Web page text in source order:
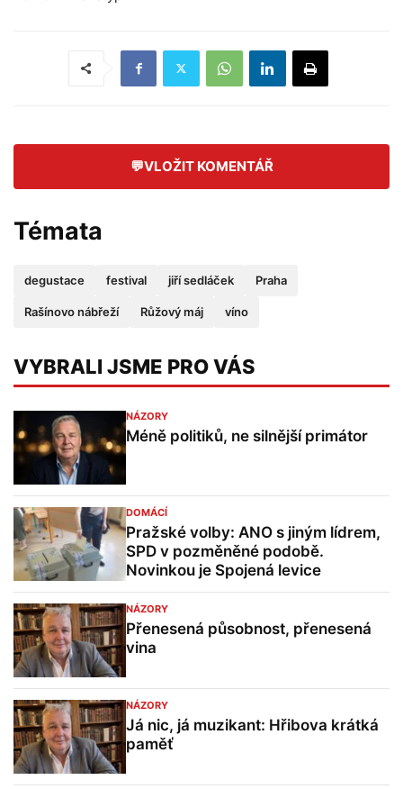
💬VLOŽIT KOMENTÁŘ
Témata
degustace festival jiří sedláček Praha
Rašínovo nábřeží Růžový máj víno
VYBRALI JSME PRO VÁS
NÁZORY
Méně politiků, ne silnější primátor
DOMÁCÍ
Pražské volby: ANO s jiným lídrem,
SPD v pozměněné podobě.
Novinkou je Spojená levice
NÁZORY
Přenesená působnost, přenesená
vina
NÁZORY
Já nic, já muzikant: Hřibova krátká
paměť